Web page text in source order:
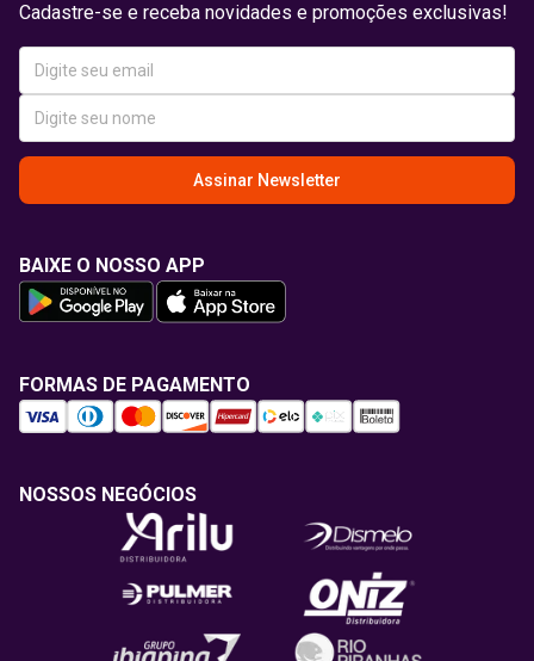
Cadastre-se e receba novidades e promoções exclusivas!
Assinar Newsletter
BAIXE O NOSSO APP
FORMAS DE PAGAMENTO
NOSSOS NEGÓCIOS